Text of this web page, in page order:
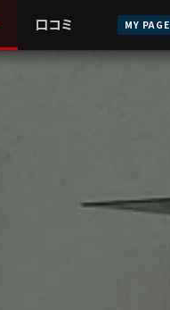
口コミ MY PAGE